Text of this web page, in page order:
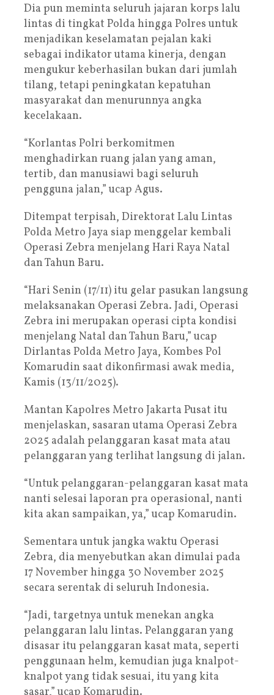
Dia pun meminta seluruh jajaran korps lalu
lintas di tingkat Polda hingga Polres untuk
menjadikan keselamatan pejalan kaki
sebagai indikator utama kinerja, dengan
mengukur keberhasilan bukan dari jumlah
tilang, tetapi peningkatan kepatuhan
masyarakat dan menurunnya angka
kecelakaan.
“Korlantas Polri berkomitmen
menghadirkan ruang jalan yang aman,
tertib, dan manusiawi bagi seluruh
pengguna jalan,” ucap Agus.
Ditempat terpisah, Direktorat Lalu Lintas
Polda Metro Jaya siap menggelar kembali
Operasi Zebra menjelang Hari Raya Natal
dan Tahun Baru.
“Hari Senin (17/11) itu gelar pasukan langsung
melaksanakan Operasi Zebra. Jadi, Operasi
Zebra ini merupakan operasi cipta kondisi
menjelang Natal dan Tahun Baru,” ucap
Dirlantas Polda Metro Jaya, Kombes Pol
Komarudin saat dikonfirmasi awak media,
Kamis (13/11/2025).
Mantan Kapolres Metro Jakarta Pusat itu
menjelaskan, sasaran utama Operasi Zebra
2025 adalah pelanggaran kasat mata atau
pelanggaran yang terlihat langsung di jalan.
“Untuk pelanggaran-pelanggaran kasat mata
nanti selesai laporan pra operasional, nanti
kita akan sampaikan, ya,” ucap Komarudin.
Sementara untuk jangka waktu Operasi
Zebra, dia menyebutkan akan dimulai pada
17 November hingga 30 November 2025
secara serentak di seluruh Indonesia.
“Jadi, targetnya untuk menekan angka
pelanggaran lalu lintas. Pelanggaran yang
disasar itu pelanggaran kasat mata, seperti
penggunaan helm, kemudian juga knalpot-
knalpot yang tidak sesuai, itu yang kita